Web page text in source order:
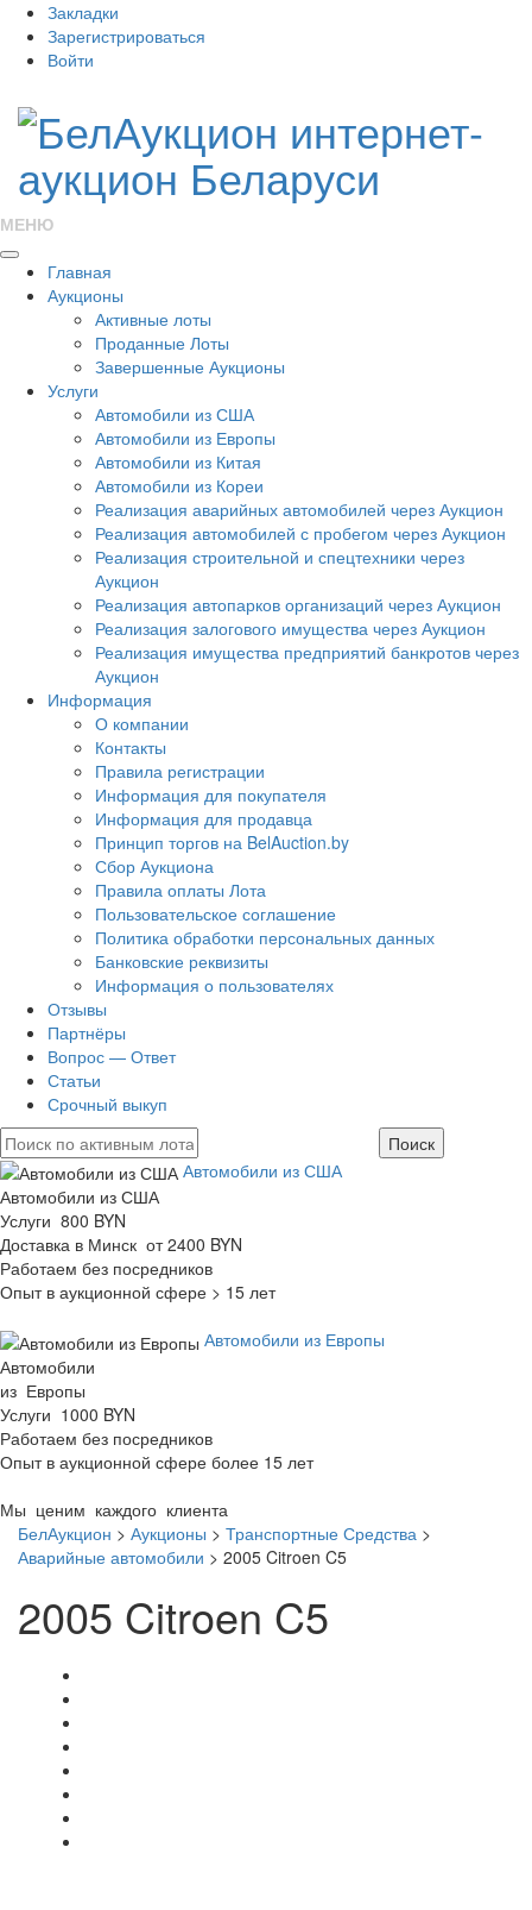
Закладки
Зарегистрироваться
Войти
МЕНЮ
Главная
Аукционы
Активные лоты
Проданные Лоты
Завершенные Аукционы
Услуги
Автомобили из США
Автомобили из Европы
Автомобили из Китая
Автомобили из Кореи
Реализация аварийных автомобилей через Аукцион
Реализация автомобилей с пробегом через Аукцион
Реализация строительной и спецтехники через
Аукцион
Реализация автопарков организаций через Аукцион
Реализация залогового имущества через Аукцион
Реализация имущества предприятий банкротов через
Аукцион
Информация
О компании
Контакты
Правила регистрации
Информация для покупателя
Информация для продавца
Принцип торгов на BelAuction.by
Сбор Аукциона
Правила оплаты Лота
Пользовательское соглашение
Политика обработки персональных данных
Банковские реквизиты
Информация о пользователях
Отзывы
Партнёры
Вопрос — Ответ
Статьи
Срочный выкуп
Автомобили из США
Автомобили из США
Услуги 800 BYN
Доставка в Минск от 2400 BYN
Работаем без посредников
Опыт в аукционной сфере > 15 лет
Автомобили из Европы
Автомобили
из Европы
Услуги 1000 BYN
Работаем без посредников
Опыт в аукционной сфере более 15 лет
Мы ценим каждого клиента
БелАукцион > Аукционы > Транспортные Средства >
Аварийные автомобили > 2005 Citroen C5
2005 Citroen C5